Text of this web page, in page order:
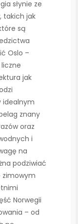
słynie ze
takich jak
są
Oslo –
jak
idealnym
znany
oraz
i
na
podziwiać
zimowym
Norwegii
– od